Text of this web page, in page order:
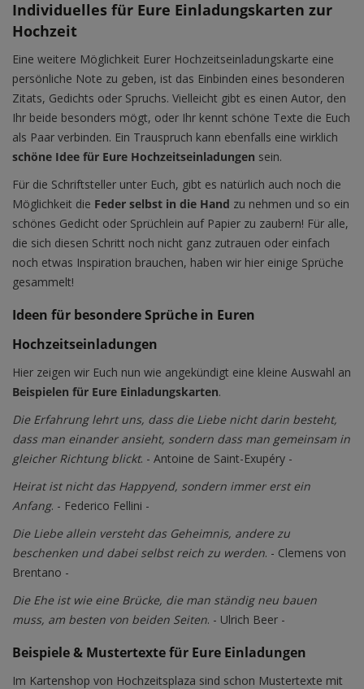
Individuelles für Eure Einladungskarten zur
Hochzeit
Eine weitere Möglichkeit Eurer Hochzeitseinladungskarte eine
persönliche Note zu geben, ist das Einbinden eines besonderen
Zitats, Gedichts oder Spruchs. Vielleicht gibt es einen Autor, den
Ihr beide besonders mögt, oder Ihr kennt schöne Texte die Euch
als Paar verbinden. Ein Trauspruch kann ebenfalls eine wirklich
schöne Idee für Eure Hochzeitseinladungen sein.
Für die Schriftsteller unter Euch, gibt es natürlich auch noch die
Möglichkeit die Feder selbst in die Hand zu nehmen und so ein
schönes Gedicht oder Sprüchlein auf Papier zu zaubern! Für alle,
die sich diesen Schritt noch nicht ganz zutrauen oder einfach
noch etwas Inspiration brauchen, haben wir hier einige Sprüche
gesammelt!
Ideen für besondere Sprüche in Euren
Hochzeitseinladungen
Hier zeigen wir Euch nun wie angekündigt eine kleine Auswahl an
Beispielen für Eure Einladungskarten.
Die Erfahrung lehrt uns, dass die Liebe nicht darin besteht,
dass man einander ansieht, sondern dass man gemeinsam in
gleicher Richtung blickt. - Antoine de Saint-Exupéry -
Heirat ist nicht das Happyend, sondern immer erst ein
Anfang. - Federico Fellini -
Die Liebe allein versteht das Geheimnis, andere zu
beschenken und dabei selbst reich zu werden. - Clemens von
Brentano -
Die Ehe ist wie eine Brücke, die man ständig neu bauen
muss, am besten von beiden Seiten. - Ulrich Beer -
Beispiele & Mustertexte für Eure Einladungen
Im Kartenshop von Hochzeitsplaza sind schon Mustertexte mit